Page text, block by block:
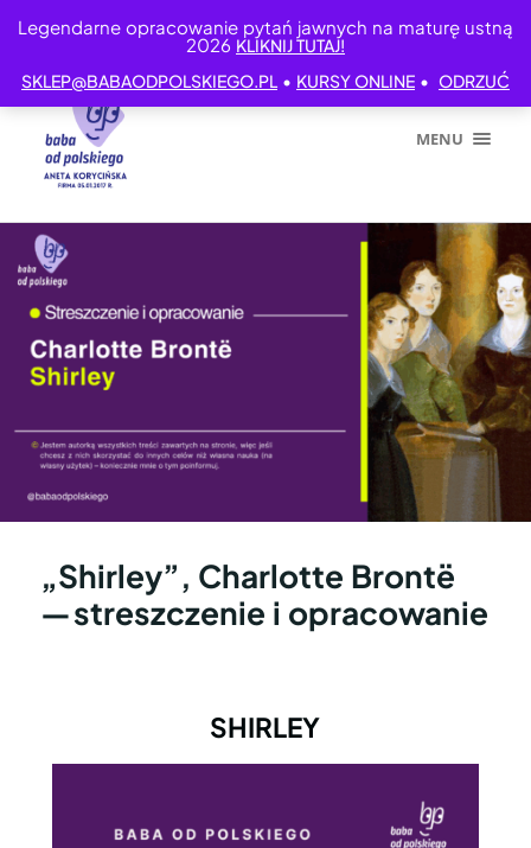
Legendarne opracowanie pytań jawnych na maturę ustną
2026 KLIKNIJ TUTAJ!
SKLEP@BABAODPOLSKIEGO.PL • KURSY ONLINE • ODRZUĆ
MENU
„Shirley”, Charlotte Brontë
— streszczenie i opracowanie
SHIRLEY